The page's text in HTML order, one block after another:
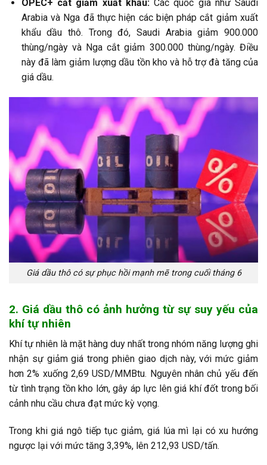
OPEC+ cắt giảm xuất khẩu:Các quốc gia như Saudi
Arabia và Nga đã thực hiện các biện pháp cắt giảm xuất
khẩu dầu thô. Trong đó, Saudi Arabia giảm 900.000
thùng/ngày và Nga cắt giảm 300.000 thùng/ngày. Điều
này đã làm giảm lượng dầu tồn kho và hỗ trợ đà tăng của
giá dầu.
Giá dầu thô có sự phục hồi mạnh mẽ trong cuối tháng 6
2. Giá dầu thô có ảnh hưởng từ sự suy yếu của
khí tự nhiên
Khí tự nhiên là mặt hàng duy nhất trong nhóm năng lượng ghi
nhận sự giảm giá trong phiên giao dịch này, với mức giảm
hơn 2% xuống 2,69 USD/MMBtu. Nguyên nhân chủ yếu đến
từ tình trạng tồn kho lớn, gây áp lực lên giá khí đốt trong bối
cảnh nhu cầu chưa đạt mức kỳ vọng.
Trong khi giá ngô tiếp tục giảm, giá lúa mì lại có xu hướng
ngược lại với mức tăng 3,39%, lên 212,93 USD/tấn.